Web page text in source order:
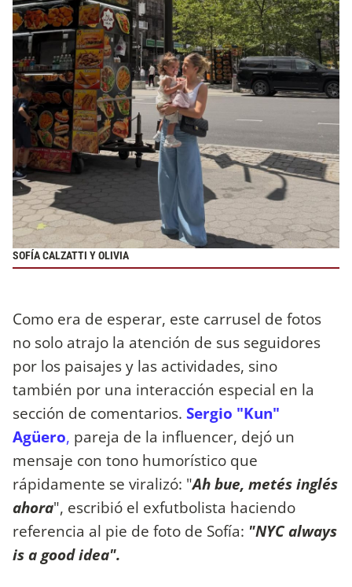
SOFÍA CALZATTI Y OLIVIA
Como era de esperar, este carrusel de fotos
no solo atrajo la atención de sus seguidores
por los paisajes y las actividades, sino
también por una interacción especial en la
sección de comentarios. Sergio "Kun"
Agüero, pareja de la influencer, dejó un
mensaje con tono humorístico que
rápidamente se viralizó: "Ah bue, metés inglés
ahora", escribió el exfutbolista haciendo
referencia al pie de foto de Sofía: "NYC always
is a good idea".